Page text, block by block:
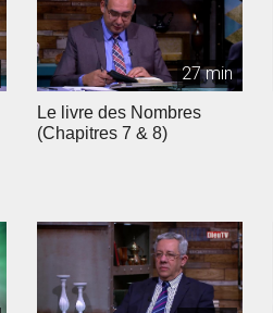
27 min
Le livre des Nombres
(Chapitres 7 & 8)